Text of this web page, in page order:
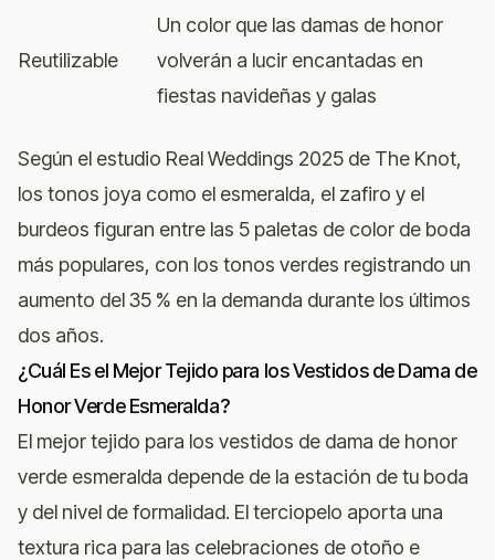
Reutilizable
Un color que las damas de honor
volverán a lucir encantadas en
fiestas navideñas y galas
Según el estudio Real Weddings 2025 de The Knot,
los tonos joya como el esmeralda, el zafiro y el
burdeos figuran entre las 5 paletas de color de boda
más populares, con los tonos verdes registrando un
aumento del 35 % en la demanda durante los últimos
dos años.
¿Cuál Es el Mejor Tejido para los Vestidos de Dama de
Honor Verde Esmeralda?
El mejor tejido para los vestidos de dama de honor
verde esmeralda depende de la estación de tu boda
y del nivel de formalidad. El terciopelo aporta una
textura rica para las celebraciones de otoño e